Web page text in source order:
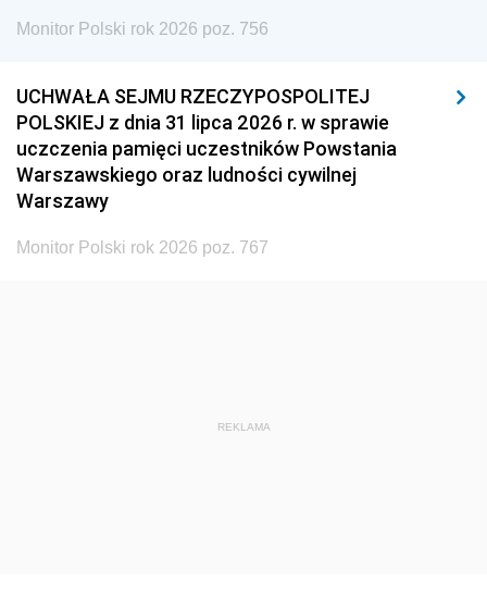
Monitor Polski rok 2026 poz. 756
UCHWAŁA SEJMU RZECZYPOSPOLITEJ
POLSKIEJ z dnia 31 lipca 2026 r. w sprawie
uczczenia pamięci uczestników Powstania
Warszawskiego oraz ludności cywilnej
Warszawy
Monitor Polski rok 2026 poz. 767
REKLAMA